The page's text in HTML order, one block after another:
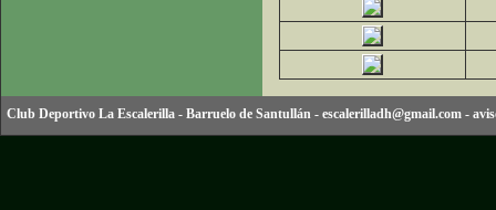
Club Deportivo La Escalerilla - Barruelo de Santullán - escalerilladh@gmail.com -